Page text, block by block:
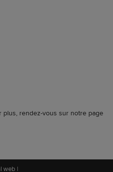
rendez-vous sur notre page
web